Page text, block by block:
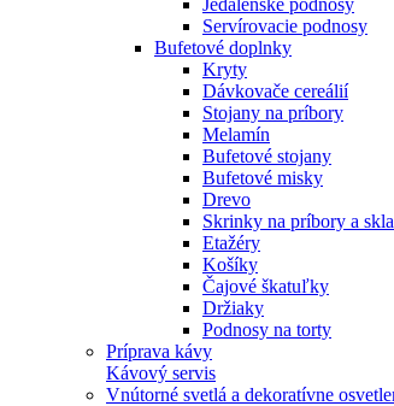
Jedálenské podnosy
Servírovacie podnosy
Bufetové doplnky
Kryty
Dávkovače cereálií
Stojany na príbory
Melamín
Bufetové stojany
Bufetové misky
Drevo
Skrinky na príbory a
Etažéry
Košíky
Čajové škatuľky
Držiaky
Podnosy na torty
Príprava kávy
Kávový servis
Vnútorné svetlá a dekoratívne